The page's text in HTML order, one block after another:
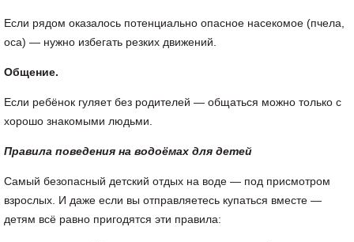
Если рядом оказалось потенциально опасное насекомое (пчела,
оса) — нужно избегать резких движений.
Общение.
Если ребёнок гуляет без родителей — общаться можно только с
хорошо знакомыми людьми.
Правила поведения на водоёмах для детей
Самый безопасный детский отдых на воде — под присмотром
взрослых. И даже если вы отправляетесь купаться вместе —
детям всё равно пригодятся эти правила: